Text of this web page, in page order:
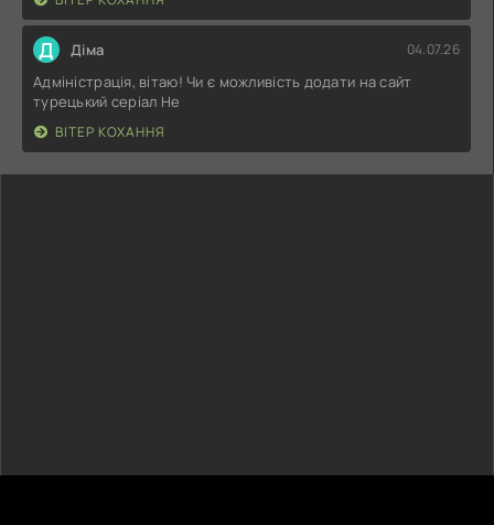
Д Діма 04.07.26
Адміністрація, вітаю! Чи є можливість додати на сайт
турецький серіал Не
ВІТЕР КОХАННЯ